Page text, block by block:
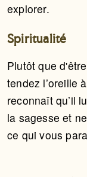
explorer.
Spiritualité
Plutôt que
tendez l’oreille
reconnaît qu’il
la sagesse et
ce qui vous